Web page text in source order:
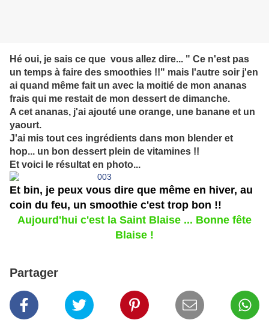
Hé oui, je sais ce que vous allez dire... " Ce n'est pas
un temps à faire des smoothies !!" mais l'autre soir j'en
ai quand même fait un avec la moitié de mon ananas
frais qui me restait de mon dessert de dimanche.
A cet ananas, j'ai ajouté une orange, une banane et un
yaourt.
J'ai mis tout ces ingrédients dans mon blender et
hop... un bon dessert plein de vitamines !!
Et voici le résultat en photo...
Et bin, je peux vous dire que même en hiver, au
coin du feu, un smoothie c'est trop bon !!
Aujourd'hui c'est la Saint Blaise ... Bonne fête
Blaise !
Partager